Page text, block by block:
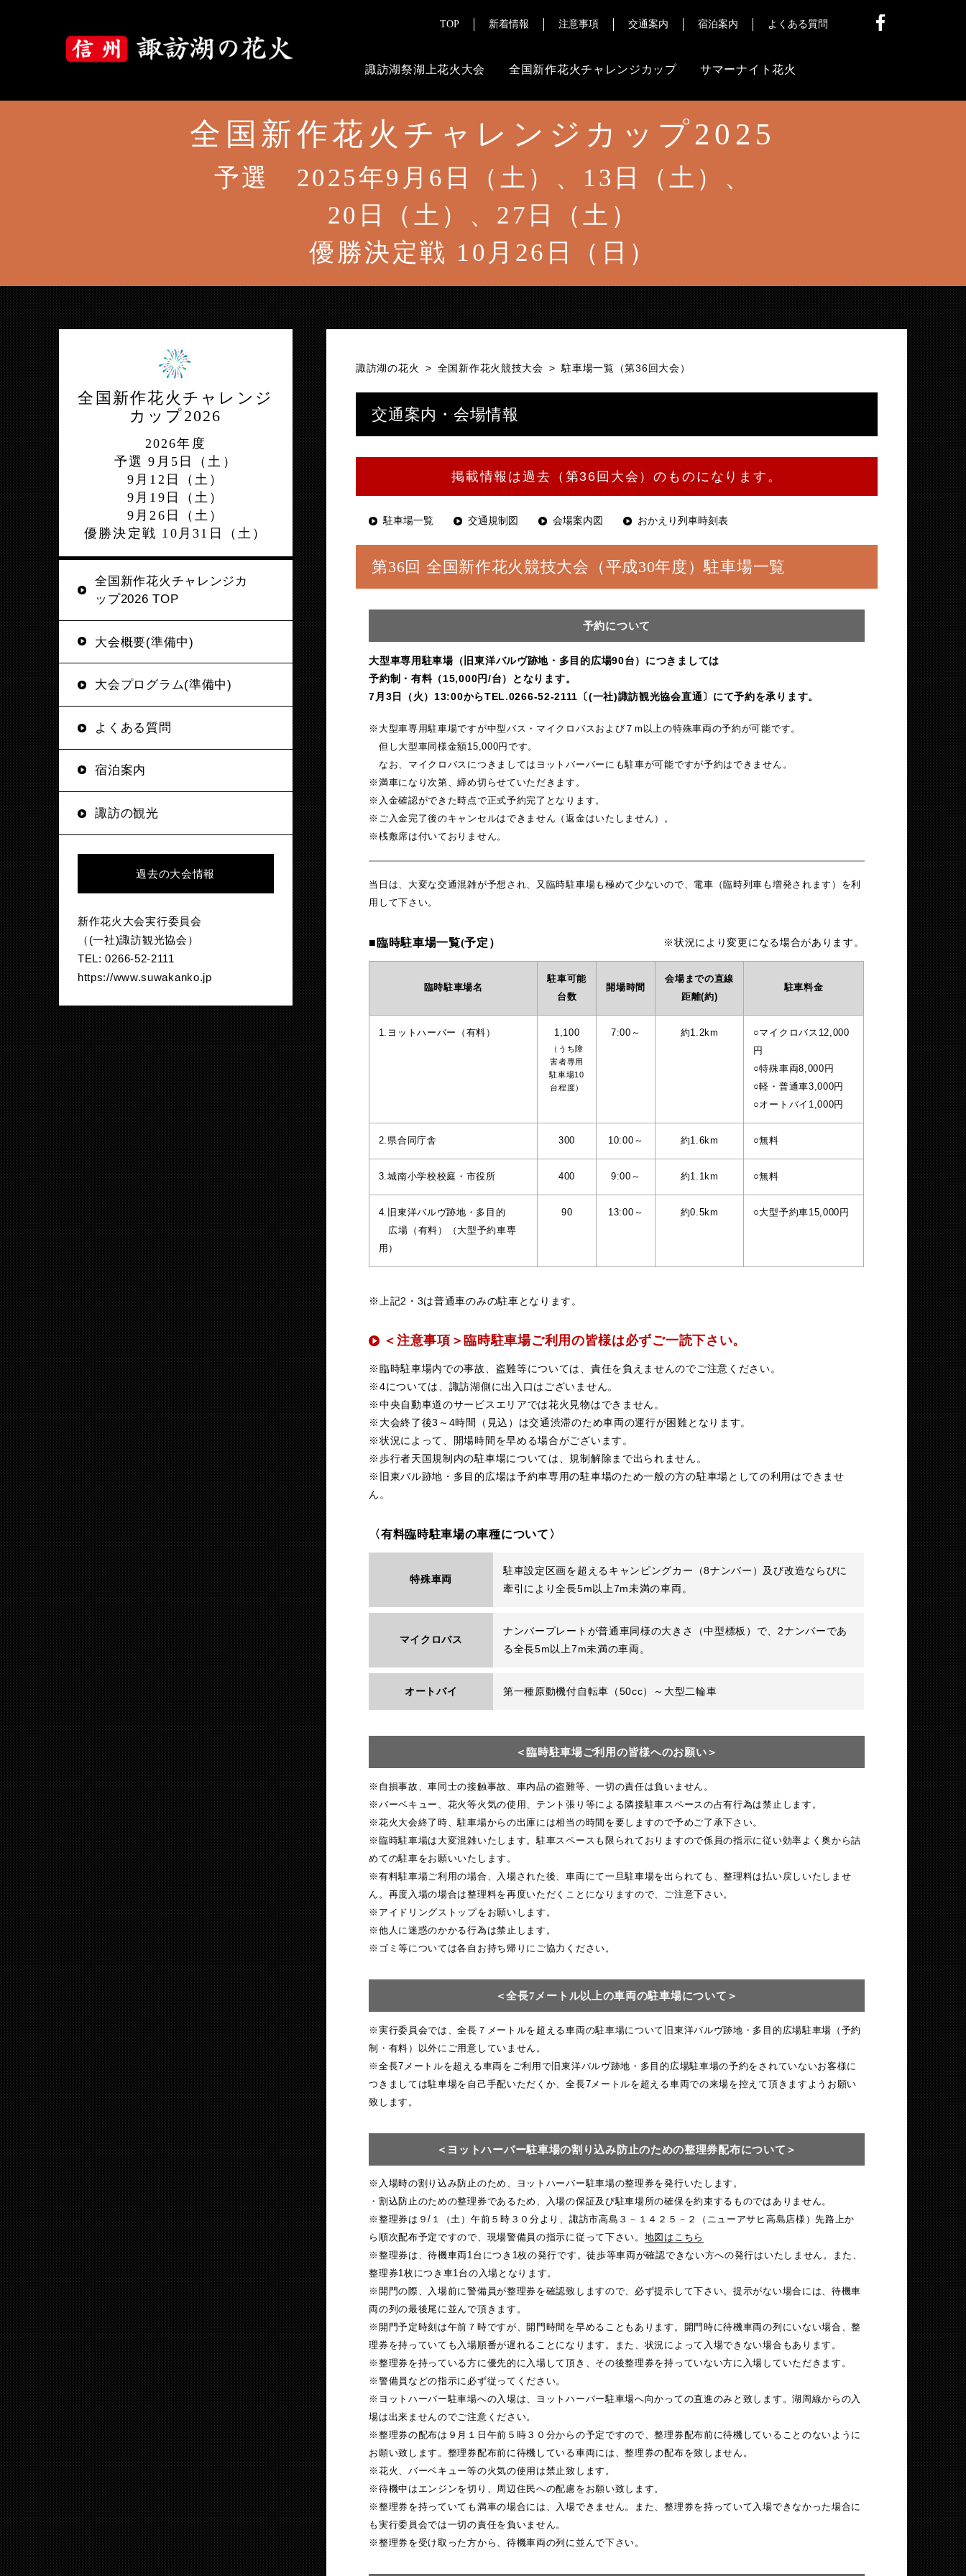
TOP 新着情報 注意事項 交通案内 宿泊案内 よくある質問
諏訪湖祭湖上花火大会
大会について
大会プログラム
ご来場にあたって
チケット販売情報
交通案内
注意事項
その他
報道・メディア様
全国新作花火チャレンジカップ サマーナイト花火
全国新作花火チャレンジカップ2025
予選 2025年9月6日（土）、13日（土）、
20日（土）、27日（土）
優勝決定戦 10月26日（日）
諏訪湖の花火 > 全国新作花火競技大会 >駐車場一覧（第36回大会）
交通案内・会場情報
掲載情報は過去（第36回大会）のものになります。
駐車場一覧 交通規制図 会場案内図 おかえり列車時刻表
第36回 全国新作花火競技大会（平成30年度）駐車場一覧
予約について
大型車専用駐車場（旧東洋バルヴ跡地・多目的広場90台）につきましては
予約制・有料（15,000円/台）となります。
7月3日（火）13:00からTEL.0266-52-2111〔(一社)諏訪観光協会直通〕にて予約を承ります。
※大型車専用駐車場ですが中型バス・マイクロバスおよび７m以上の特殊車両の予約が可能です。
但し大型車同様金額15,000円です。
なお、マイクロバスにつきましてはヨットバーバーにも駐車が可能ですが予約はできません。
※満車になり次第、締め切らせていただきます。
※入金確認ができた時点で正式予約完了となります。
※ご入金完了後のキャンセルはできません（返金はいたしません）。
※桟敷席は付いておりません。
当日は、大変な交通混雑が予想され、又臨時駐車場も極めて少ないので、電車（臨時列車も増発されます）を利
用して下さい。
■臨時駐車場一覧(予定） ※状況により変更になる場合があります。
臨時駐車場名
駐車可能
台数
開場時間
会場までの直線
距離(約)
駐車料金
1.ヨットハーバー（有料） 1,100
（うち障
害者専用
駐車場10
台程度）
7:00～ 約1.2km
○マイクロバス12,000
円
○特殊車両8,000円
○軽・普通車3,000円
○オートバイ1,000円
2.県合同庁舎 300 10:00～ 約1.6km ○無料
3.城南小学校校庭・市役所 400 9:00～ 約1.1km ○無料
4.旧東洋バルヴ跡地・多目的
広場（有料）（大型予約車専
用）
90 13:00～ 約0.5km ○大型予約車15,000円
※上記2・3は普通車のみの駐車となります。
＜注意事項＞臨時駐車場ご利用の皆様は必ずご一読下さい。
※臨時駐車場内での事故、盗難等については、責任を負えませんのでご注意ください。
※4については、諏訪湖側に出入口はございません。
※中央自動車道のサービスエリアでは花火見物はできません。
※大会終了後3～4時間（見込）は交通渋滞のため車両の運行が困難となります。
※状況によって、開場時間を早める場合がございます。
※歩行者天国規制内の駐車場については、規制解除まで出られません。
※旧東バル跡地・多目的広場は予約車専用の駐車場のため一般の方の駐車場としての利用はできませ
ん。
〈有料臨時駐車場の車種について〉
特殊車両
駐車設定区画を超えるキャンピングカー（8ナンバー）及び改造ならびに
牽引により全長5m以上7m未満の車両。
マイクロバス
ナンバープレートが普通車同様の大きさ（中型標板）で、2ナンバーであ
る全長5m以上7m未満の車両。
オートバイ 第一種原動機付自転車（50cc）～大型二輪車
＜臨時駐車場ご利用の皆様へのお願い＞
※自損事故、車同士の接触事故、車内品の盗難等、一切の責任は負いません。
※バーベキュー、花火等火気の使用、テント張り等による隣接駐車スペースの占有行為は禁止します。
※花火大会終了時、駐車場からの出庫には相当の時間を要しますので予めご了承下さい。
※臨時駐車場は大変混雑いたします。駐車スペースも限られておりますので係員の指示に従い効率よく奥から詰
めての駐車をお願いいたします。
※有料駐車場ご利用の場合、入場された後、車両にて一旦駐車場を出られても、整理料は払い戻しいたしませ
ん。再度入場の場合は整理料を再度いただくことになりますので、ご注意下さい。
※アイドリングストップをお願いします。
※他人に迷惑のかかる行為は禁止します。
※ゴミ等については各自お持ち帰りにご協力ください。
＜全長7メートル以上の車両の駐車場について＞
※実行委員会では、全長７メートルを超える車両の駐車場について旧東洋バルヴ跡地・多目的広場駐車場（予約
制・有料）以外にご用意していません。
※全長7メートルを超える車両をご利用で旧東洋バルヴ跡地・多目的広場駐車場の予約をされていないお客様に
つきましては駐車場を自己手配いただくか、全長7メートルを超える車両での来場を控えて頂きますようお願い
致します。
＜ヨットハーバー駐車場の割り込み防止のための整理券配布について＞
※入場時の割り込み防止のため、ヨットハーバー駐車場の整理券を発行いたします。
・割込防止のための整理券であるため、入場の保証及び駐車場所の確保を約束するものではありません。
※整理券は９/１（土）午前５時３０分より、諏訪市高島３－１４２５－２（ニューアサヒ高島店様）先路上か
ら順次配布予定ですので、現場警備員の指示に従って下さい。 地図はこちら
※整理券は、待機車両1台につき1枚の発行です。徒歩等車両が確認できない方への発行はいたしません。また、
整理券1枚につき車1台の入場となります。
※開門の際、入場前に警備員が整理券を確認致しますので、必ず提示して下さい。提示がない場合には、待機車
両の列の最後尾に並んで頂きます。
※開門予定時刻は午前７時ですが、開門時間を早めることもあります。開門時に待機車両の列にいない場合、整
理券を持っていても入場順番が遅れることになります。また、状況によって入場できない場合もあります。
※整理券を持っている方に優先的に入場して頂き、その後整理券を持っていない方に入場していただきます。
※警備員などの指示に必ず従ってください。
※ヨットハーバー駐車場への入場は、ヨットハーバー駐車場へ向かっての直進のみと致します。湖周線からの入
場は出来ませんのでご注意ください。
※整理券の配布は９月１日午前５時３０分からの予定ですので、整理券配布前に待機していることのないように
お願い致します。整理券配布前に待機している車両には、整理券の配布を致しません。
※花火、バーベキュー等の火気の使用は禁止致します。
※待機中はエンジンを切り、周辺住民への配慮をお願い致します。
※整理券を持っていても満車の場合には、入場できません。また、整理券を持っていて入場できなかった場合に
も実行委員会では一切の責任を負いません。
※整理券を受け取った方から、待機車両の列に並んで下さい。
全国新作花火チャレンジ
カップ2026
2026年度
予選 9月5日（土）
9月12日（土）
9月19日（土）
9月26日（土）
優勝決定戦 10月31日（土）
全国新作花火チャレンジカ
ップ2026 TOP
大会概要(準備中)
大会プログラム(準備中)
よくある質問
宿泊案内
諏訪の観光
過去の大会情報
新作花火大会実行委員会
（(一社)諏訪観光協会）
TEL: 0266-52-2111
https://www.suwakanko.jp